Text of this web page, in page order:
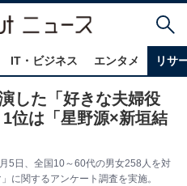
IT・ビジネス エンタメ リサ
した「好きな夫婦役
位は「星野源×新垣結
5日、全国10～60代の男女258人を対
に関するアンケート調査を実施。